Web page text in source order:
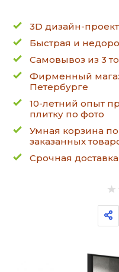
3D дизайн-
Быстрая и
Самовывоз из 3
Фирменный
Петербурге
10-летний опыт
плитку по фото
Умная корзина
заказанных
Срочная